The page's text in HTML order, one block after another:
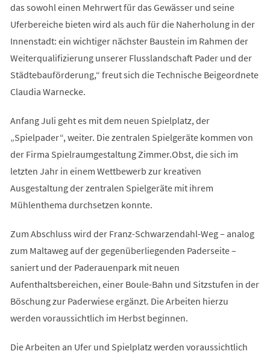
das sowohl einen Mehrwert für das Gewässer und seine
Uferbereiche bieten wird als auch für die Naherholung in der
Innenstadt: ein wichtiger nächster Baustein im Rahmen der
Weiterqualifizierung unserer Flusslandschaft Pader und der
Städtebauförderung,“ freut sich die Technische Beigeordnete
Claudia Warnecke.
Anfang Juli geht es mit dem neuen Spielplatz, der
„Spielpader“, weiter. Die zentralen Spielgeräte kommen von
der Firma Spielraumgestaltung Zimmer.Obst, die sich im
letzten Jahr in einem Wettbewerb zur kreativen
Ausgestaltung der zentralen Spielgeräte mit ihrem
Mühlenthema durchsetzen konnte.
Zum Abschluss wird der Franz-Schwarzendahl-Weg – analog
zum Maltaweg auf der gegenüberliegenden Paderseite –
saniert und der Paderauenpark mit neuen
Aufenthaltsbereichen, einer Boule-Bahn und Sitzstufen in der
Böschung zur Paderwiese ergänzt. Die Arbeiten hierzu
werden voraussichtlich im Herbst beginnen.
Die Arbeiten an Ufer und Spielplatz werden voraussichtlich